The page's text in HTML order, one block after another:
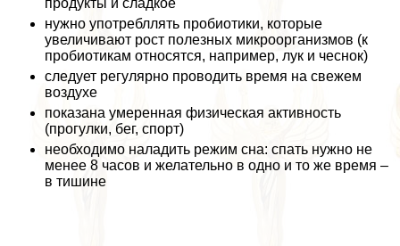
продукты и сладкое
нужно употрeбллять пробиотики, которые
увеличивают рост полезных микроорганизмов (к
пробиотикам относятся, например, лук и чеснок)
следует регулярно проводить время на свежем
воздухе
показана умеренная физическая активность
(прогулки, бег, спорт)
необходимо наладить режим сна: спать нужно не
менее 8 часов и желательно в одно и то же время –
в тишине